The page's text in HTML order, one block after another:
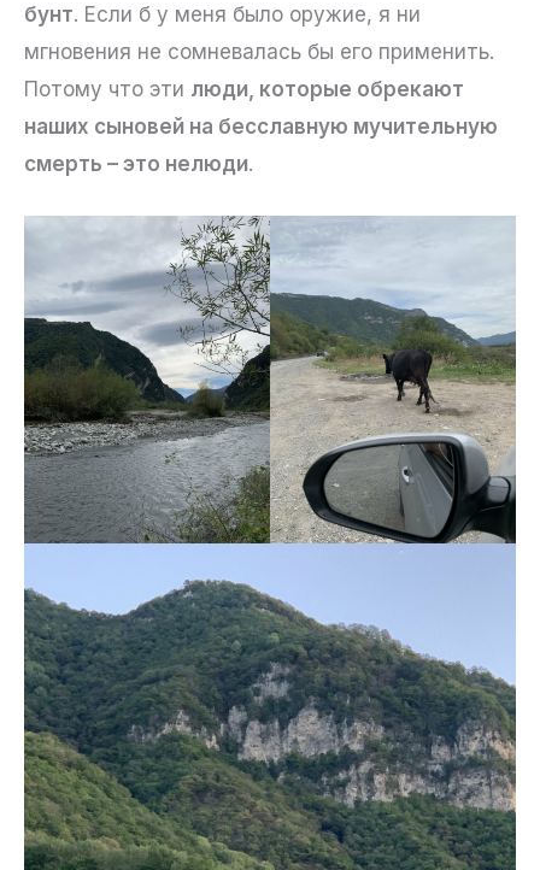
бунт. Если б у меня было оружие, я ни
мгновения не сомневалась бы его применить.
Потому что эти люди, которые обрекают
наших сыновей на бесславную мучительную
смерть – это нелюди.